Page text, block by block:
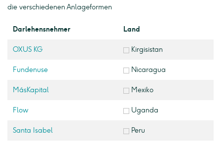
die verschiedenen Anlageformen
Darlehensnehmer Land
OXUS KG Kirgisistan
Fundenuse Nicaragua
MásKapital Mexiko
Flow Uganda
Santa Isabel Peru